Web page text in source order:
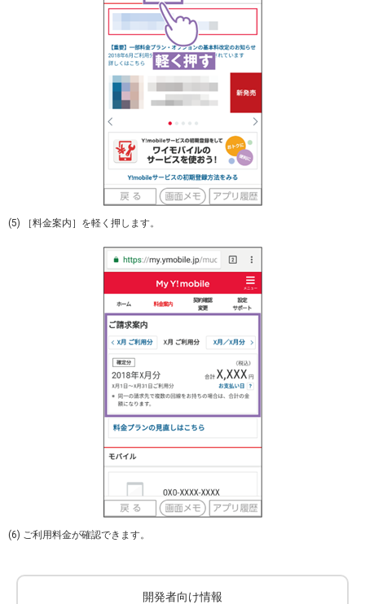
(5) ［料金案内］を軽く押します。
(6) ご利用料金が確認できます。
開発者向け情報